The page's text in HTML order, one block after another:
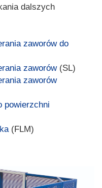
dalszych
zaworów do
zaworów(SL)
zaworów
powierzchni
(FLM)